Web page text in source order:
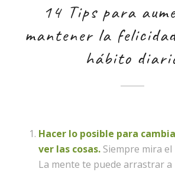
14 Tips para
mantener la
hábito
Hacer lo posible para
ver las cosas.Siempre mira el
La mente te puede arrastrar a